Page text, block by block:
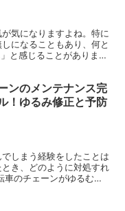
気になりますよね。特に
になることもあり、何と
と感じることがありま
ンのメンテナンス完
！ゆるみ修正と予防
しまう経験をしたことは
き、どのように対処すれ
のチェーンがゆるむ原